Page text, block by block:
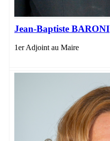
Jean-Baptiste BARONI
1er Adjoint au Maire